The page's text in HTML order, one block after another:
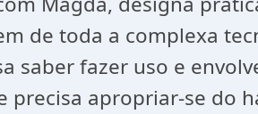
de toda a complexa
saber fazer uso e
precisa apropriar-se do